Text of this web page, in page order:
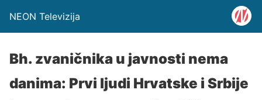
NEON Televizija
Bh. zvaničnika u javnosti nema
danima: Prvi ljudi Hrvatske i Srbije